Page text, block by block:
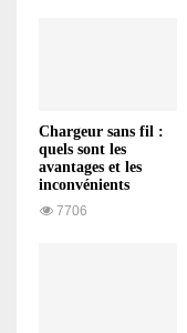
Chargeur sans fil :
quels sont les
avantages et les
inconvénients
7706